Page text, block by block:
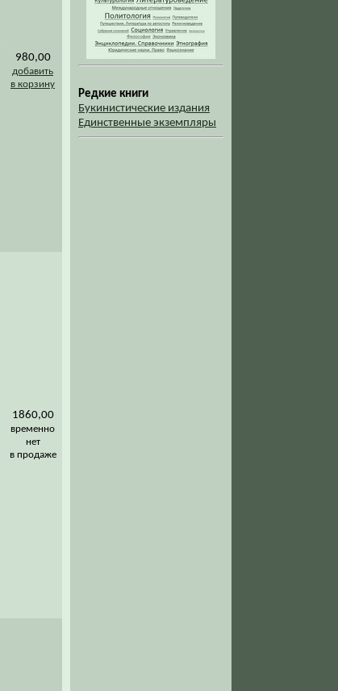
980,00
добавить
в корзину
1860,00
временно
нет
в продаже
Редкие книги
Букинистические издания
Единственные экземпляры